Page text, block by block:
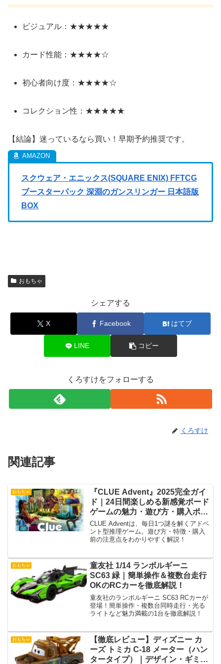
ビジュアル：★★★★★
カード性能：★★★★☆
初心者向け度：★★★★☆
コレクション性：★★★★★
【結論】迷っているなら買い！早期予約推奨です。
スクウェア・エニックス(SQUARE ENIX) FFTCG
ブースターパック 深淵のガンスリンガー 日本語版
BOX
おもちゃ
シェアする
X Facebook はてブ
LINE コピー
くろすけをフォローする
くろすけ
関連記事
おもちゃ
『CLUE Advent』2025完全ガイ
ド｜24日間楽しめる新感覚ボード
ゲームの魅力・遊び方・購入ポイ
ントまとめ
CLUE Adventは、毎日1つ謎を解くアドベ
ント型推理ゲーム。遊び方・特徴・購入
前の注意点をわかりやすく解説！
おもちゃ
童友社 1/14 ランボルギーニ
SC63 緑｜簡単操作＆複数台走行
OKのRCカーを徹底解説！
童友社のランボルギーニ SC63 RCカーが
登場！簡単操作・複数台同時走行・光る
ライトなど魅力満載の1台を徹底解説！
おもちゃ
【徹底レビュー】ディズニー カ
ーズ トミカ C-18 メーター（ハン
タータイプ）｜デザイン・ギミッ